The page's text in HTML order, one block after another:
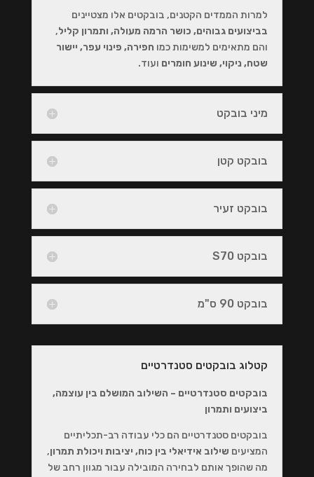
למרות הממדים הקטנים, בובקטים אלו מצטיינים
בביצועים גבוהים, כושר הרמה מעולה, ותמרון קליל,
והם מתאימים למשימות כמו חפירה, פינוי עפר, יישור
שטח, ניקוי, שינוע חומרים ועוד.
מיני בובקט
בובקט קטן
בובקט זעיר
בובקט S70
בובקט 90 ס"מ
קטלוג בובקטים סטנדרטיים
בובקטים סטנדרטיים – השילוב המושלם בין עוצמה,
ביצועים ותמרון
בובקטים סטנדרטיים הם כלי עבודה רב-תכליתיים
המציעים שילוב אידיאלי בין כוח, יציבות ויכולת תמרון,
מה שהופך אותם לבחירה המובילה עבור מגוון רחב של